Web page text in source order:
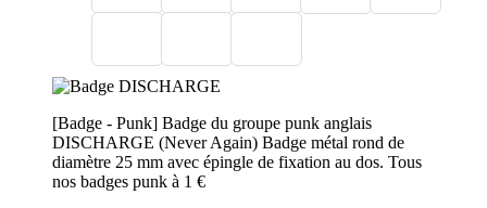
[Badge - Punk] Badge du groupe punk anglais
DISCHARGE (Never Again) Badge métal rond de
diamètre 25 mm avec épingle de fixation au dos. Tous
nos badges punk à 1 €